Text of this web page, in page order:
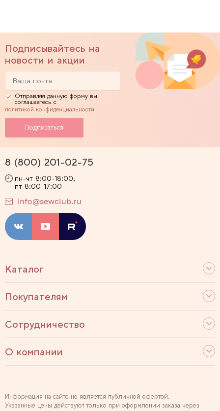
Подписывайтесь на
новости и акции
Отправляя данную форму вы
соглашаетесь с
политикой конфиденциальности
Каталог
Покупателям
Сотрудничество
О компании
8 (800) 201-02-75
пн-чт 8:00-18:00,
пт 8:00-17:00
info@sewclub.ru
Информация на сайте не является публичной офертой.
Указанные цены действуют только при оформлении заказа через